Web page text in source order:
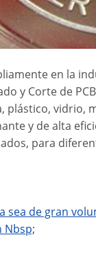
en la
y Corte de
plástico, vidrio,
y de alta
para
sea de gran
Nbsp;